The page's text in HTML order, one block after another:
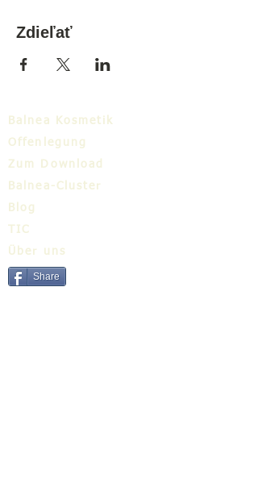
Zdieľať
Balnea Kosmetik
Offenlegung
Zum Download
Balnea-Cluster
Blog
TIC
Über uns
Share